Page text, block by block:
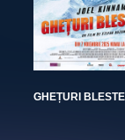
GHEȚURI